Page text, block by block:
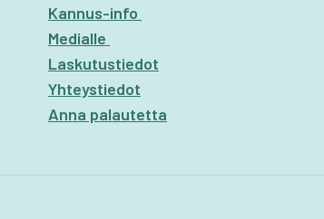
Kannus-info
Medialle
Laskutustiedot
Yhteystiedot
Anna palautetta